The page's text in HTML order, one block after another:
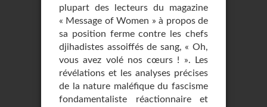
plupart des lecteurs du magazine
« Message of Women » à propos de
sa position ferme contre les chefs
djihadistes assoiffés de sang, « Oh,
vous avez volé nos cœurs ! ». Les
révélations et les analyses précises
de la nature maléfique du fascisme
fondamentaliste réactionnaire et